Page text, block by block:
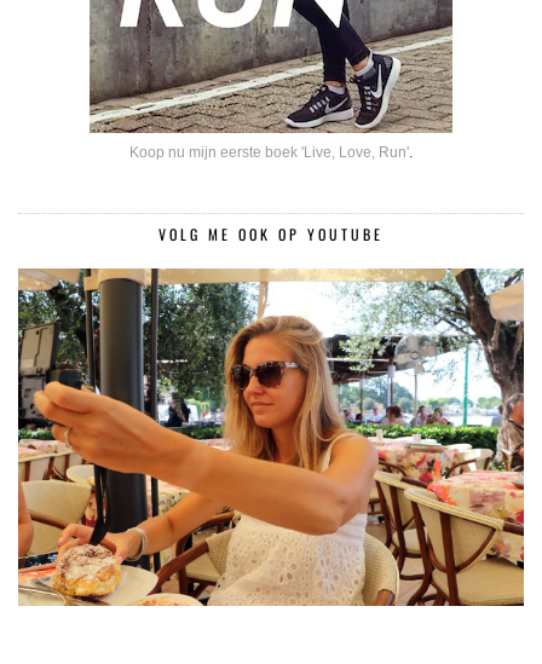
Koop nu mijn eerste boek 'Live, Love, Run'.
VOLG ME OOK OP YOUTUBE